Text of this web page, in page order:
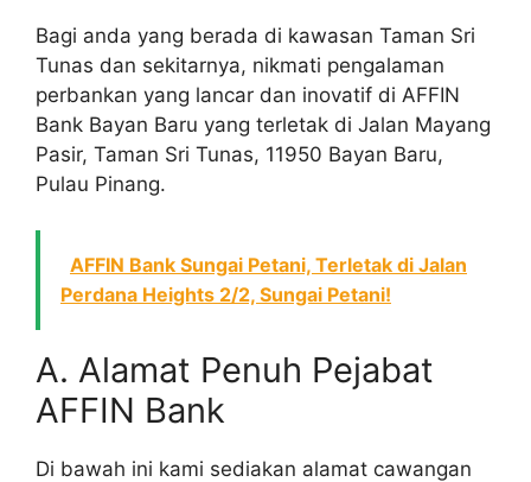
Bagi anda yang berada di kawasan Taman Sri
Tunas dan sekitarnya, nikmati pengalaman
perbankan yang lancar dan inovatif di AFFIN
Bank Bayan Baru yang terletak di Jalan Mayang
Pasir, Taman Sri Tunas, 11950 Bayan Baru,
Pulau Pinang.
AFFIN Bank Sungai Petani, Terletak di Jalan
Perdana Heights 2/2, Sungai Petani!
A. Alamat Penuh Pejabat
AFFIN Bank
Di bawah ini kami sediakan alamat cawangan